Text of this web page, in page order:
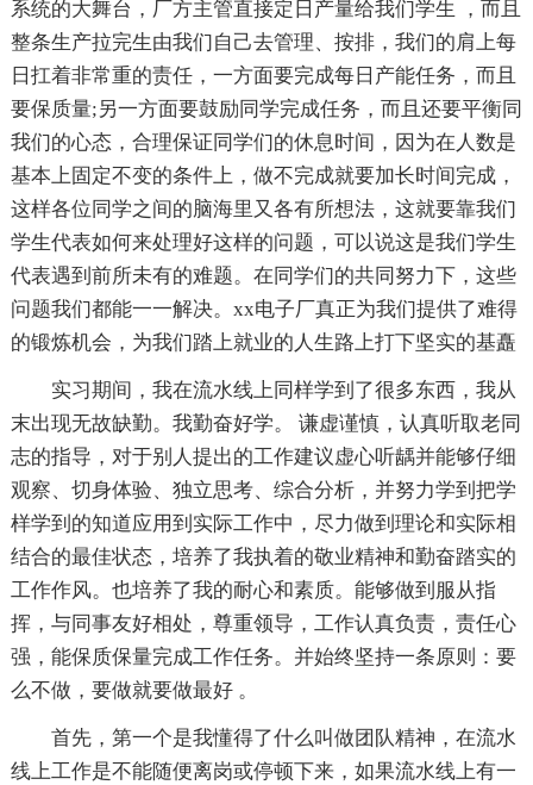
系统的大舞台，厂方主管直接定日产量给我们学生 ，而且
整条生产拉完生由我们自己去管理、按排，我们的肩上每
日扛着非常重的责任，一方面要完成每日产能任务，而且
要保质量;另一方面要鼓励同学完成任务，而且还要平衡同
我们的心态，合理保证同学们的休息时间，因为在人数是
基本上固定不变的条件上，做不完成就要加长时间完成，
这样各位同学之间的脑海里又各有所想法，这就要靠我们
学生代表如何来处理好这样的问题，可以说这是我们学生
代表遇到前所未有的难题。在同学们的共同努力下，这些
问题我们都能一一解决。xx电子厂真正为我们提供了难得
的锻炼机会，为我们踏上就业的人生路上打下坚实的基矗
实习期间，我在流水线上同样学到了很多东西，我从
末出现无故缺勤。我勤奋好学。 谦虚谨慎，认真听取老同
志的指导，对于别人提出的工作建议虚心听龋并能够仔细
观察、切身体验、独立思考、综合分析，并努力学到把学
样学到的知道应用到实际工作中，尽力做到理论和实际相
结合的最佳状态，培养了我执着的敬业精神和勤奋踏实的
工作作风。也培养了我的耐心和素质。能够做到服从指
挥，与同事友好相处，尊重领导，工作认真负责，责任心
强，能保质保量完成工作任务。并始终坚持一条原则：要
么不做，要做就要做最好 。
首先，第一个是我懂得了什么叫做团队精神，在流水
线上工作是不能随便离岗或停顿下来，如果流水线上有一